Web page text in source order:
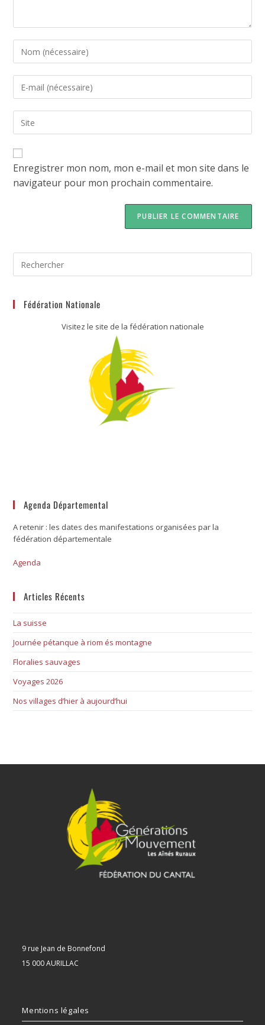
Enregistrer mon nom, mon e-mail et mon site dans le
navigateur pour mon prochain commentaire.
Fédération Nationale
Visitez le site de la fédération nationale
Agenda Départemental
A retenir : les dates des manifestations organisées par la
fédération départementale
Agenda
Articles Récents
La suisse
Journée pétanque à riom és montagne
Floralies sauvages
Voyages 2026
Nos villages d’hier à aujourd’hui
9 rue Jean de Bonnefond
15 000 AURILLAC
Mentions légales